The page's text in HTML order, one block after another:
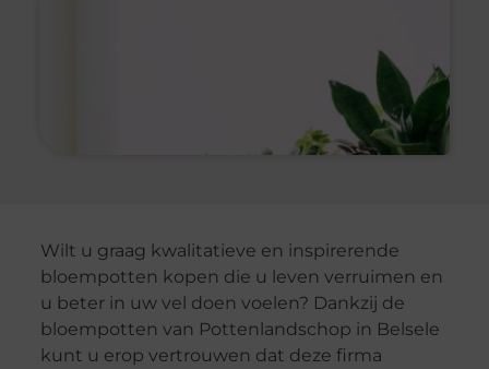
Wilt u graag kwalitatieve en inspirerende
bloempotten kopen die u leven verruimen en
u beter in uw vel doen voelen? Dankzij de
bloempotten van Pottenlandschop in Belsele
kunt u erop vertrouwen dat deze firma